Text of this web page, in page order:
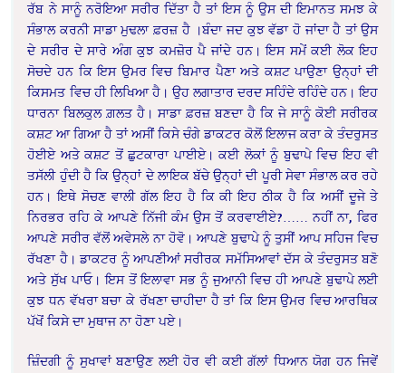
ਰੱਬ ਨੇ ਸਾਨੂੰ ਨਰੋਇਆ ਸਰੀਰ ਦਿੱਤਾ ਹੈ ਤਾਂ ਇਸ ਨੂੰ ਉਸ ਦੀ ਇਮਾਨਤ ਸਮਝ ਕੇ
ਸੰਭਾਲ ਕਰਨੀ ਸਾਡਾ ਮੁਢਲਾ ਫ਼ਰਜ਼ ਹੈ ।ਬੰਦਾ ਜਦ ਕੁਝ ਵੱਡਾ ਹੋ ਜਾਂਦਾ ਹੈ ਤਾਂ ਉਸ
ਦੇ ਸਰੀਰ ਦੇ ਸਾਰੇ ਅੰਗ ਕੁਝ ਕਮਜ਼ੋਰ ਪੈ ਜਾਂਦੇ ਹਨ। ਇਸ ਸਮੇਂ ਕਈ ਲੋਕ ਇਹ
ਸੋਚਦੇ ਹਨ ਕਿ ਇਸ ਉਮਰ ਵਿਚ ਬਿਮਾਰ ਪੈਣਾ ਅਤੇ ਕਸ਼ਟ ਪਾਉਣਾ ਉਨ੍ਹਾਂ ਦੀ
ਕਿਸਮਤ ਵਿਚ ਹੀ ਲਿਖਿਆ ਹੈ। ਉਹ ਲਗਾਤਾਰ ਦਰਦ ਸਹਿੰਦੇ ਰਹਿੰਦੇ ਹਨ। ਇਹ
ਧਾਰਨਾ ਬਿਲਕੁਲ ਗ਼ਲਤ ਹੈ। ਸਾਡਾ ਫ਼ਰਜ਼ ਬਣਦਾ ਹੈ ਕਿ ਜੇ ਸਾਨੂੰ ਕੋਈ ਸਰੀਰਕ
ਕਸ਼ਟ ਆ ਗਿਆ ਹੈ ਤਾਂ ਅਸੀਂ ਕਿਸੇ ਚੰਗੇ ਡਾਕਟਰ ਕੋਲੋਂ ਇਲਾਜ ਕਰਾ ਕੇ ਤੰਦਰੁਸਤ
ਹੋਈਏ ਅਤੇ ਕਸ਼ਟ ਤੋਂ ਛੁਟਕਾਰਾ ਪਾਈਏ। ਕਈ ਲੋਕਾਂ ਨੂੰ ਬੁਢਾਪੇ ਵਿਚ ਇਹ ਵੀ
ਤਸੱਲੀ ਹੁੰਦੀ ਹੈ ਕਿ ਉਨ੍ਹਾਂ ਦੇ ਲਾਇਕ ਬੱਚੇ ਉਨ੍ਹਾਂ ਦੀ ਪੂਰੀ ਸੇਵਾ ਸੰਭਾਲ ਕਰ ਰਹੇ
ਹਨ। ਇਥੇ ਸੋਚਣ ਵਾਲੀ ਗੱਲ ਇਹ ਹੈ ਕਿ ਕੀ ਇਹ ਠੀਕ ਹੈ ਕਿ ਅਸੀਂ ਦੂਜੇ ਤੇ
ਨਿਰਭਰ ਰਹਿ ਕੇ ਆਪਣੇ ਨਿੱਜੀ ਕੰਮ ਉਸ ਤੋਂ ਕਰਵਾਈਏ?…… ਨਹੀਂ ਨਾ, ਫਿਰ
ਆਪਣੇ ਸਰੀਰ ਵੱਲੋਂ ਅਵੇਸਲੇ ਨਾ ਹੋਵੋ। ਆਪਣੇ ਬੁਢਾਪੇ ਨੂੰ ਤੁਸੀਂ ਆਪ ਸਹਿਜ ਵਿਚ
ਰੱਖਣਾ ਹੈ। ਡਾਕਟਰ ਨੂੰ ਆਪਣੀਆਂ ਸਰੀਰਕ ਸਮੱਸਿਆਵਾਂ ਦੱਸ ਕੇ ਤੰਦਰੁਸਤ ਬਣੋ
ਅਤੇ ਸੁੱਖ ਪਾਓ। ਇਸ ਤੋਂ ਇਲਾਵਾ ਸਭ ਨੂੰ ਜੁਆਨੀ ਵਿਚ ਹੀ ਆਪਣੇ ਬੁਢਾਪੇ ਲਈ
ਕੁਝ ਧਨ ਵੱਖਰਾ ਬਚਾ ਕੇ ਰੱਖਣਾ ਚਾਹੀਦਾ ਹੈ ਤਾਂ ਕਿ ਇਸ ਉਮਰ ਵਿਚ ਆਰਥਿਕ
ਪੱਖੋਂ ਕਿਸੇ ਦਾ ਮੁਥਾਜ ਨਾ ਹੋਣਾ ਪਏ।
ਜ਼ਿੰਦਗੀ ਨੂੰ ਸੁਖਾਵਾਂ ਬਣਾਉਣ ਲਈ ਹੋਰ ਵੀ ਕਈ ਗੱਲਾਂ ਧਿਆਨ ਯੋਗ ਹਨ ਜਿਵੇਂ